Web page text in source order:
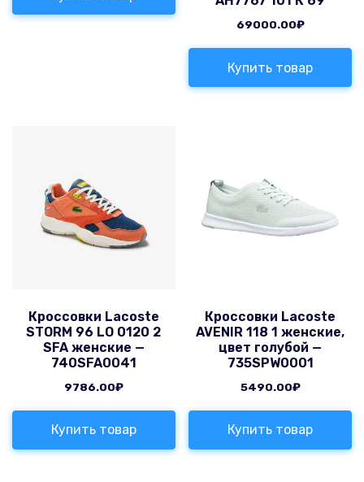
69000.00₽
Купить товар
Кроссовки Lacoste
STORM 96 LO 0120 2
SFA женские —
740SFA0041
9786.00₽
Купить товар
Кроссовки Lacoste
AVENIR 118 1 женские,
цвет голубой —
735SPW0001
5490.00₽
Купить товар